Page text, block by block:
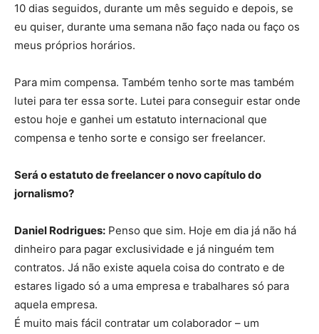
10 dias seguidos, durante um mês seguido e depois, se
eu quiser, durante uma semana não faço nada ou faço os
meus próprios horários.
Para mim compensa. Também tenho sorte mas também
lutei para ter essa sorte. Lutei para conseguir estar onde
estou hoje e ganhei um estatuto internacional que
compensa e tenho sorte e consigo ser freelancer.
Será o estatuto de freelancer o novo capítulo do
jornalismo?
Daniel Rodrigues: Penso que sim. Hoje em dia já não há
dinheiro para pagar exclusividade e já ninguém tem
contratos. Já não existe aquela coisa do contrato e de
estares ligado só a uma empresa e trabalhares só para
aquela empresa.
É muito mais fácil contratar um colaborador – um